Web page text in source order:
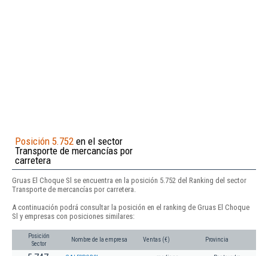
Posición 5.752 en el sector
Transporte de mercancías por
carretera
Gruas El Choque Sl se encuentra en la posición 5.752 del Ranking del sector
Transporte de mercancías por carretera.
A continuación podrá consultar la posición en el ranking de Gruas El Choque
Sl y empresas con posiciones similares:
Posición
Sector
Nombre de la empresa Ventas (€) Provincia